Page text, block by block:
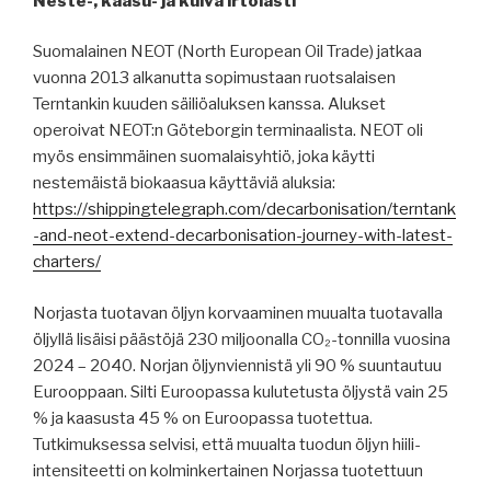
Suomalainen NEOT (North European Oil Trade) jatkaa
vuonna 2013 alkanutta sopimustaan ruotsalaisen
Terntankin kuuden säiliöaluksen kanssa. Alukset
operoivat NEOT:n Göteborgin terminaalista. NEOT oli
myös ensimmäinen suomalaisyhtiö, joka käytti
nestemäistä biokaasua käyttäviä aluksia:
https://shippingtelegraph.com/decarbonisation/terntank
-and-neot-extend-decarbonisation-journey-with-latest-
charters/
Norjasta tuotavan öljyn korvaaminen muualta tuotavalla
öljyllä lisäisi päästöjä 230 miljoonalla CO₂-tonnilla vuosina
2024 – 2040. Norjan öljynviennistä yli 90 % suuntautuu
Eurooppaan. Silti Euroopassa kulutetusta öljystä vain 25
% ja kaasusta 45 % on Euroopassa tuotettua.
Tutkimuksessa selvisi, että muualta tuodun öljyn hiili-
intensiteetti on kolminkertainen Norjassa tuotettuun